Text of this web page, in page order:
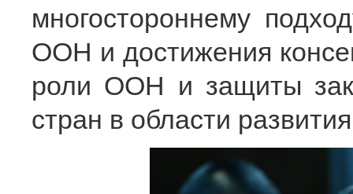
многостороннему
ООН и достижения
роли ООН и защиты
стран в области